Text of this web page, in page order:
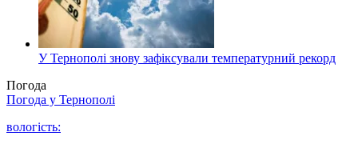
У Тернополі знову зафіксували температурний рекорд
Погода
Погода у Тернополі
вологість: